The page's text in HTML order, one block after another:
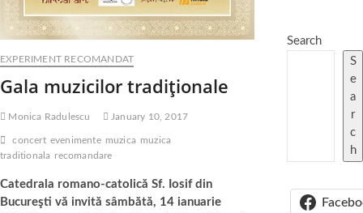
EXPERIMENT RECOMANDAT
Gala muzicilor tradiţionale
Monica Radulescu January 10, 2017
concert evenimente muzica muzica
traditionala recomandare
Catedrala romano-catolică Sf. Iosif din
Bucureşti vă invită sâmbătă, 14 ianuarie
Search
S
e
a
r
c
h